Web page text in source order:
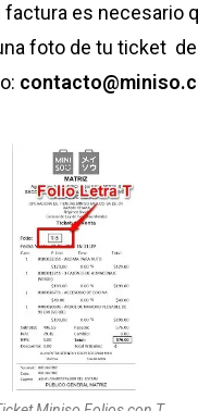
factura es necesario
foto de tu ticket de